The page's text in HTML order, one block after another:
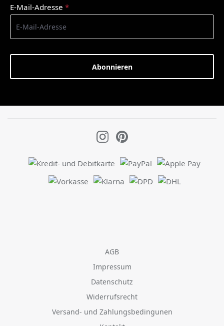
E-Mail-Adresse *
Abonnieren
AGB
Impressum
Datenschutz
Widerrufsrecht
Versand- und Zahlungsbedingunen